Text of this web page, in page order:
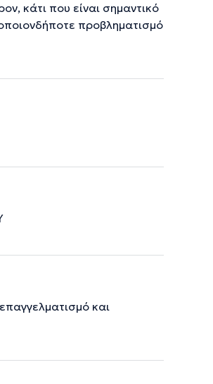
κάτι που είναι σημαντικό
προβληματισμό
και